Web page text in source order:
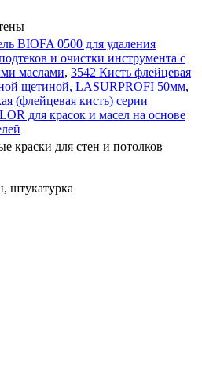
BIOFA 0500 для удаления
и очистки инструмента с
маслами, 3542 Кисть флейцевая
щетиной, LASURPROFI 50мм,
(флейцевая кисть) серии
для красок и масел на основе
краски для стен и потолков
штукатурка